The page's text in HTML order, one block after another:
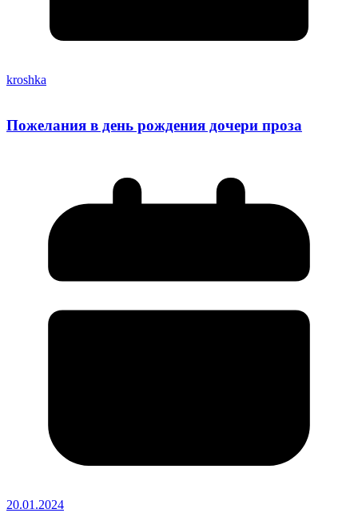
kroshka
Пожелания в день рождения дочери проза
20.01.2024